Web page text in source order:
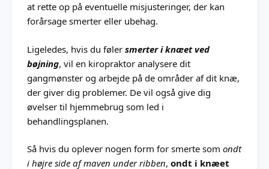
at rette op på eventuelle misjusteringer, der kan
forårsage smerter eller ubehag.
Ligeledes, hvis du føler smerter i knæet ved
bøjning, vil en kiropraktor analysere dit
gangmønster og arbejde på de områder af dit knæ,
der giver dig problemer. De vil også give dig
øvelser til hjemmebrug som led i
behandlingsplanen.
Så hvis du oplever nogen form for smerte som ondt
i højre side af maven under ribben, ondt i knæet